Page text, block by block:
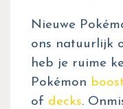
Nieuwe
ons natuurlijk
heb je ruime
Pokémon
of decks.